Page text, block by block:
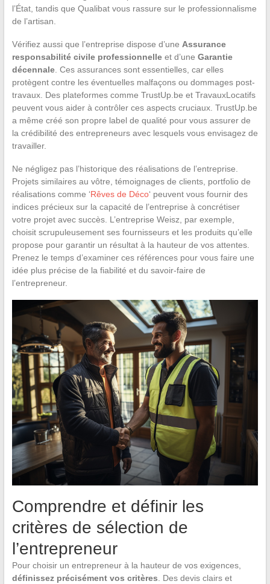
l’État, tandis que Qualibat vous rassure sur le professionnalisme
de l’artisan.
Vérifiez aussi que l’entreprise dispose d’une Assurance
responsabilité civile professionnelleet d’une Garantie
décennale. Ces assurances sont essentielles, car elles
protègent contre les éventuelles malfaçons ou dommages post-
travaux. Des plateformes comme TrustUp.be et TravauxLocatifs
peuvent vous aider à contrôler ces aspects cruciaux. TrustUp.be
a même créé son propre label de qualité pour vous assurer de
la crédibilité des entrepreneurs avec lesquels vous envisagez de
travailler.
Ne négligez pas l’historique des réalisations de l’entreprise.
Projets similaires au vôtre, témoignages de clients, portfolio de
réalisations comme ‘Rêves de Déco‘ peuvent vous fournir des
indices précieux sur la capacité de l’entreprise à concrétiser
votre projet avec succès. L’entreprise Weisz, par exemple,
choisit scrupuleusement ses fournisseurs et les produits qu’elle
propose pour garantir un résultat à la hauteur de vos attentes.
Prenez le temps d’examiner ces références pour vous faire une
idée plus précise de la fiabilité et du savoir-faire de
l’entrepreneur.
Comprendre et définir les
critères de sélection de
l’entrepreneur
Pour choisir un entrepreneur à la hauteur de vos exigences,
définissez précisément vos critères. Des devis clairs et